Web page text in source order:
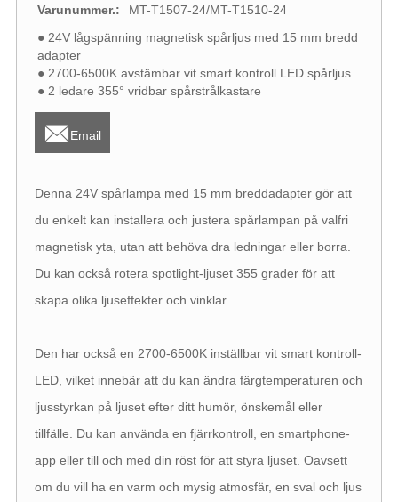
Varunummer.:
MT-T1507-24/MT-T1510-24
● 24V lågspänning magnetisk spårljus med 15 mm bredd
adapter
● 2700-6500K avstämbar vit smart kontroll LED spårljus
● 2 ledare 355° vridbar spårstrålkastare
Email
Denna 24V spårlampa med 15 mm breddadapter gör att
du enkelt kan installera och justera spårlampan på valfri
magnetisk yta, utan att behöva dra ledningar eller borra.
Du kan också rotera spotlight-ljuset 355 grader för att
skapa olika ljuseffekter och vinklar.
Den har också en 2700-6500K inställbar vit smart kontroll-
LED, vilket innebär att du kan ändra färgtemperaturen och
ljusstyrkan på ljuset efter ditt humör, önskemål eller
tillfälle. Du kan använda en fjärrkontroll, en smartphone-
app eller till och med din röst för att styra ljuset. Oavsett
om du vill ha en varm och mysig atmosfär, en sval och ljus